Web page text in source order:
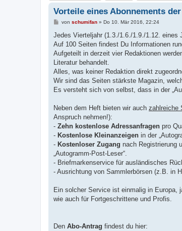
Vorteile eines Abonnements
B
i
r
a
von schumifan» Do 10. Mär 2016, 22:24
Jedes Vierteljahr (1.3./1.6./1.9./1.12. eines
Auf 100 Seiten findest Du Informationen
Aufgeteilt in derzeit vier Redaktionen
Literatur behandelt.
Alles, was keiner Redaktion direkt
Wir sind das Seiten stärkste Magazin,
Es versteht sich von selbst, dass in der
Neben dem Heft bieten wir auch zahlreiche
Anspruch nehmen!):
- Zehn kostenlose Adressanfragen pro
- Kostenlose Kleinanzeigen in der
- Kostenloser Zugang nach Registrierung
„Autogramm-Post-Leser“.
- Briefmarkenservice für ausländisches
- Ausrichtung von Sammlerbörsen (z.B. in
Ein solcher Service ist einmalig in Europa,
wie auch für Fortgeschrittene und Profis.
Den Abo-Antrag findest du hier: